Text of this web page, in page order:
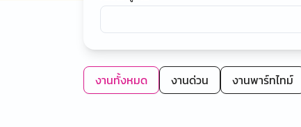
งานทั้งหมด งานด่วน งานพาร์ทไทม์